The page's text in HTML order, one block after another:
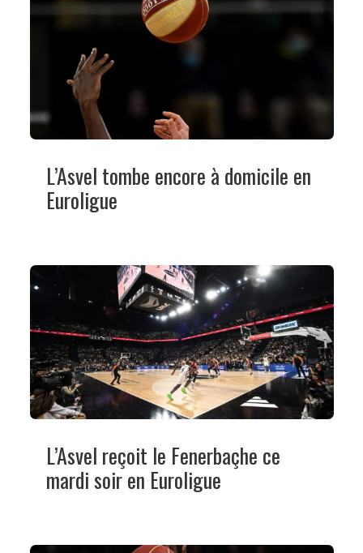
L’Asvel tombe encore à domicile en
Euroligue
L’Asvel reçoit le Fenerbaçhe ce
mardi soir en Euroligue